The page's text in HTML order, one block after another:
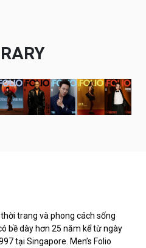
thời trang và phong cách sống
bề dày hơn 25 năm kể từ ngày
tại Singapore. Men’s Folio